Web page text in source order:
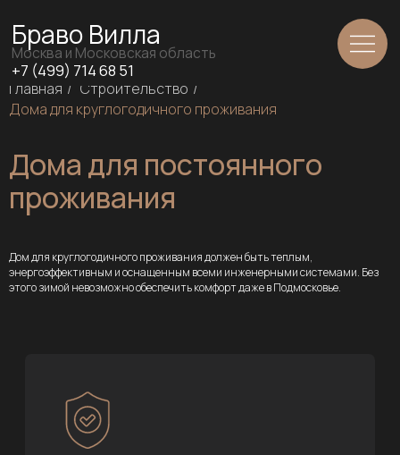
Браво Вилла
Москва и Московская область
+7 (499) 714 68 51
Главная / Строительство /
Дома для круглогодичного проживания
Дома для постоянного
проживания
Дом для круглогодичного проживания должен быть теплым,
энергоэффективным и оснащенным всеми инженерными системами. Без
этого зимой невозможно обеспечить комфорт даже в Подмосковье.